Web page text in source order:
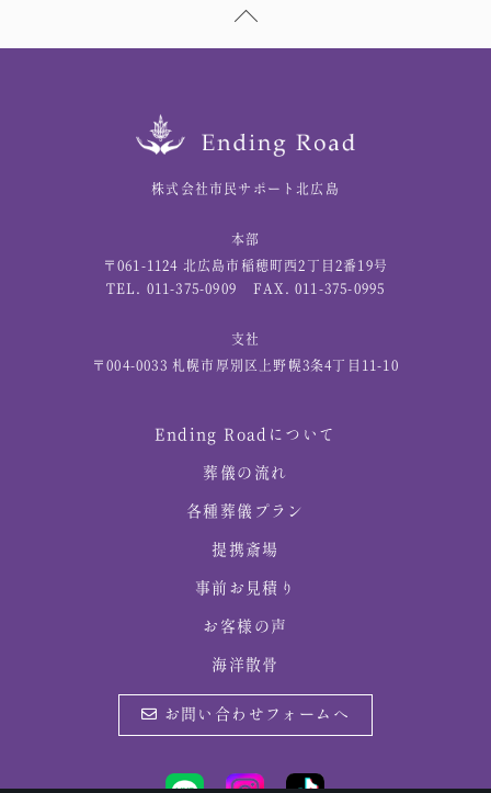
株式会社市民サポート北広島
本部
〒061-1124 北広島市稲穂町西2丁目2番19号
TEL. 011-375-0909
FAX. 011-375-0995
支社
〒004-0033 札幌市厚別区上野幌3条4丁目11-10
Ending Roadについて
葬儀の流れ
各種葬儀プラン
提携斎場
事前お見積り
お客様の声
海洋散骨
お問い合わせフォームへ